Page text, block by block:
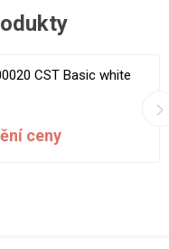
CST Basic white
ceny